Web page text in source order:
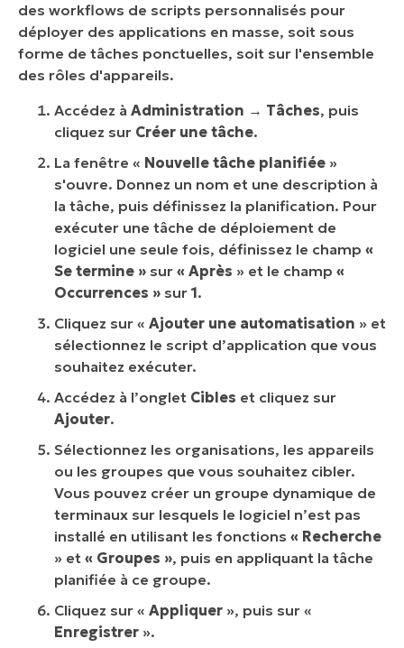
des workflows de scripts personnalisés pour
déployer des applications en masse, soit sous
forme de tâches ponctuelles, soit sur l'ensemble
des rôles d'appareils.
Accédez à Administration → Tâches, puis
cliquez sur Créer une tâche.
La fenêtre « Nouvelle tâche planifiée »
s'ouvre. Donnez un nom et une description à
la tâche, puis définissez la planification. Pour
exécuter une tâche de déploiement de
logiciel une seule fois, définissez le champ «
Se termine » sur « Après » et le champ «
Occurrences » sur 1.
Cliquez sur « Ajouter une automatisation » et
sélectionnez le script d’application que vous
souhaitez exécuter.
Accédez à l’onglet Cibles et cliquez sur
Ajouter.
Sélectionnez les organisations, les appareils
ou les groupes que vous souhaitez cibler.
Vous pouvez créer un groupe dynamique de
terminaux sur lesquels le logiciel n’est pas
installé en utilisant les fonctions « Recherche
» et « Groupes », puis en appliquant la tâche
planifiée à ce groupe.
Cliquez sur « Appliquer », puis sur «
Enregistrer ».